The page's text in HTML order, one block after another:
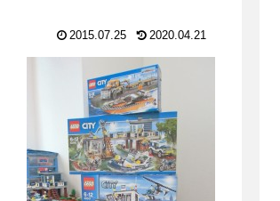
2015.07.25 2020.04.21